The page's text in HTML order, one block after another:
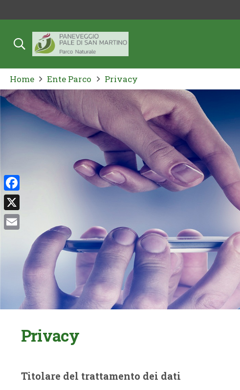
Home Ente Parco Privacy
Privacy
Titolare del trattamento dei dati
Facebook
X